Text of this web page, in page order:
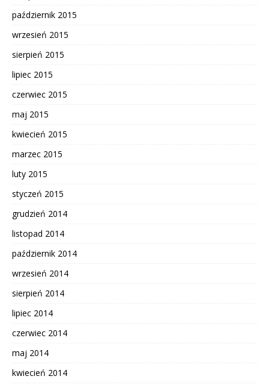
październik 2015
wrzesień 2015
sierpień 2015
lipiec 2015
czerwiec 2015
maj 2015
kwiecień 2015
marzec 2015
luty 2015
styczeń 2015
grudzień 2014
listopad 2014
październik 2014
wrzesień 2014
sierpień 2014
lipiec 2014
czerwiec 2014
maj 2014
kwiecień 2014